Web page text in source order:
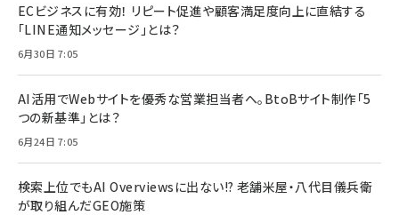
ECビジネスに有効！ リピート促進や顧客満足度向上に直結する
「LINE通知メッセージ」とは？
6月30日 7:05
AI活用でWebサイトを優秀な営業担当者へ。BtoBサイト制作「5
つの新基準」とは？
6月24日 7:05
検索上位でもAI Overviewsに出ない!? 老舗米屋・八代目儀兵衛
が取り組んだGEO施策